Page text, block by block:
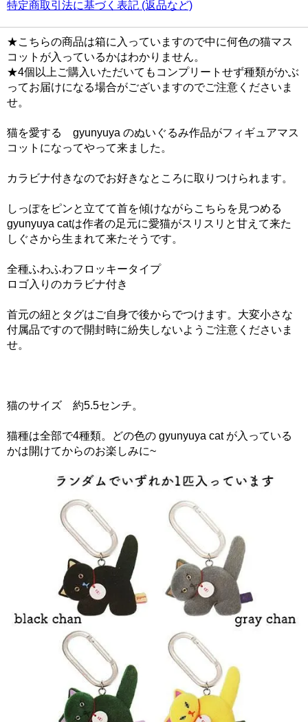
特定商取引法に基づく表記 (返品など)
★こちらの商品は箱に入っていますので中に何色の猫マス
コットが入っているかはわかりません。
★4個以上ご購入いただいてもコンプリートせず種類がかぶ
ってお届けになる場合がございますのでご注意くださいま
せ。
猫を愛する gyunyuya のぬいぐるみ作品がフィギュアマス
コットになってやって来ました。
カラビナ付きなのでお好きなところに取りつけられます。
しっぽをピンと立てて首を傾けながらこちらを見つめる
gyunyuya catは作者の足元に愛猫がスリスリと甘えて来た
しぐさから生まれて来たそうです。
全種ふわふわフロッキータイプ
ロゴ入りのカラビナ付き
首元の紐とタグはご自身で後からでつけます。大変小さな
付属品ですので開封時に紛失しないようご注意くださいま
せ。
猫のサイズ 約5.5センチ。
猫種は全部で4種類。どの色の gyunyuya cat が入っている
かは開けてからのお楽しみに~